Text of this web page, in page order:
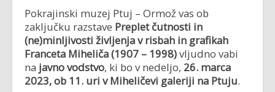
Pokrajinski muzej Ptuj – Ormož vas ob
zaključku razstave Preplet čutnosti in
(ne)minljivosti življenja v risbah in grafikah
Franceta Miheliča (1907 – 1998)vljudno vabi
na javno vodstvo, ki bo v nedeljo, 26. marca
2023, ob 11. uri v Miheličevi galeriji na Ptuju.